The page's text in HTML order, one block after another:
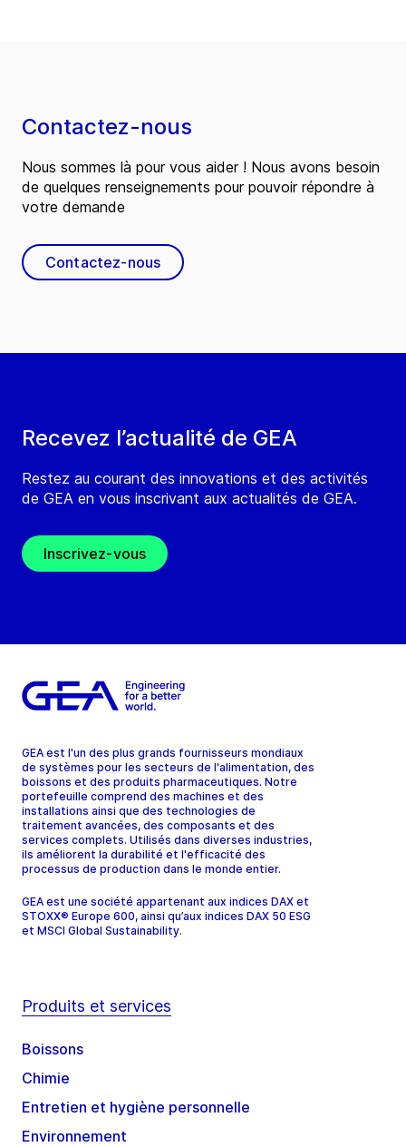
Recevez l’actualité de GEA
Restez au courant des innovations et des activités
de GEA en vous inscrivant aux actualités de GEA.
Inscrivez-vous
Contactez-nous
Nous sommes là pour vous aider ! Nous avons besoin
de quelques renseignements pour pouvoir répondre à
votre demande
Contactez-nous
GEA est l'un des plus grands fournisseurs mondiaux
de systèmes pour les secteurs de l'alimentation, des
boissons et des produits pharmaceutiques. Notre
portefeuille comprend des machines et des
installations ainsi que des technologies de
traitement avancées, des composants et des
services complets. Utilisés dans diverses industries,
ils améliorent la durabilité et l'efficacité des
processus de production dans le monde entier.
GEA est une société appartenant aux indices DAX et
STOXX® Europe 600, ainsi qu’aux indices DAX 50 ESG
et MSCI Global Sustainability.
Produits et services
Boissons
Chimie
Entretien et hygiène personnelle
Environnement